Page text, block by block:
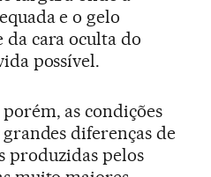
e o gelo
cara oculta do
possível.
as condições
diferenças de
produzidas pelos